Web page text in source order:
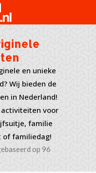
en unieke
Wij bieden de
in Nederland!
voor
familie
of familiedag!
op 96